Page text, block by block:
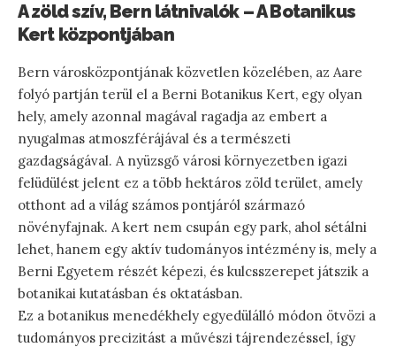
A zöld szív, Bern látnivalók – A Botanikus
Kert központjában
Bern városközpontjának közvetlen közelében, az Aare
folyó partján terül el a Berni Botanikus Kert, egy olyan
hely, amely azonnal magával ragadja az embert a
nyugalmas atmoszférájával és a természeti
gazdagságával. A nyüzsgő városi környezetben igazi
felüdülést jelent ez a több hektáros zöld terület, amely
otthont ad a világ számos pontjáról származó
növényfajnak. A kert nem csupán egy park, ahol sétálni
lehet, hanem egy aktív tudományos intézmény is, mely a
Berni Egyetem részét képezi, és kulcsszerepet játszik a
botanikai kutatásban és oktatásban.
Ez a botanikus menedékhely egyedülálló módon ötvözi a
tudományos precizitást a művészi tájrendezéssel, így